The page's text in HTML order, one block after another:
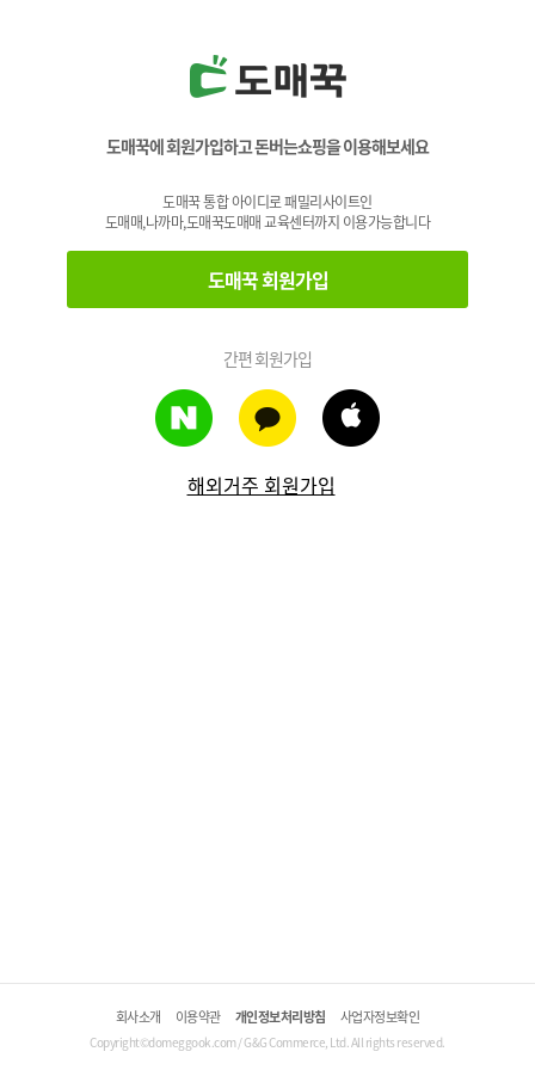
도매꾹에 회원가입하고 돈버는쇼핑을 이용해보세요
도매꾹 통합 아이디로 패밀리사이트인
도매매,나까마,도매꾹도매매 교육센터까지 이용가능합니다
도매꾹 회원가입
간편 회원가입
해외거주 회원가입
회사소개 이용약관 개인정보처리방침 사업자정보확인
Copyright©domeggook.com / G&G Commerce, Ltd. All rights reserved.